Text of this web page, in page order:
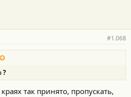
#1.068
?
так принято, пропускать,